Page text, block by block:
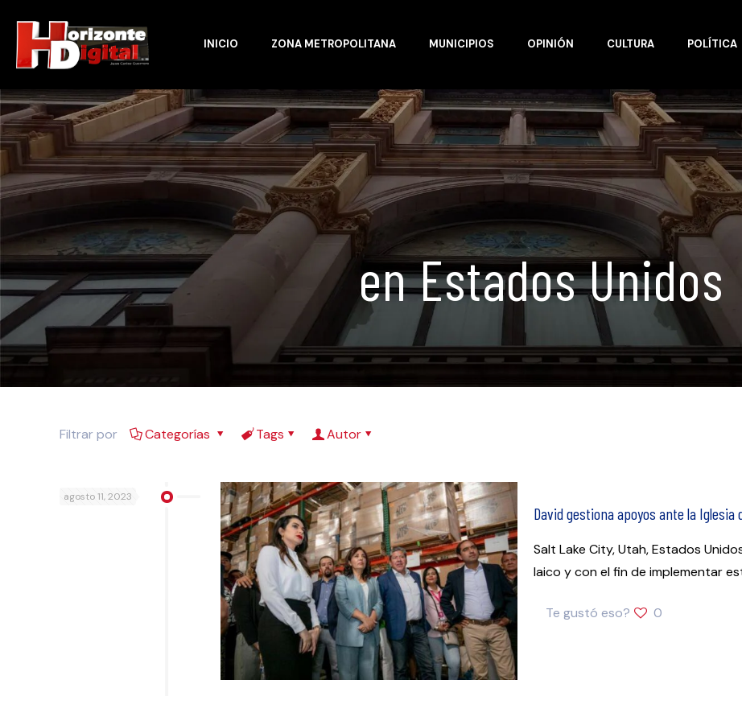
INICIO ZONA METROPOLITANA MUNICIPIOS OPINIÓN CULTURA POLÍTICA
en Estados Unidos
Filtrar por Categorías Tags Autor
agosto 11, 2023
David gestiona apoyos ante la
Salt Lake City, Utah, Estados
laico y con el fin de implementar
Te gustó eso? 0